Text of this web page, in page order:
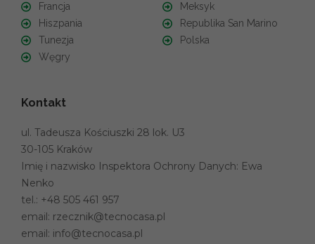
Francja
Hiszpania
Tunezja
Węgry
Meksyk
Republika San Marino
Polska
Kontakt
ul. Tadeusza Kościuszki 28 lok. U3
30-105 Kraków
Imię i nazwisko Inspektora Ochrony Danych: Ewa
Nenko
tel.: +48 505 461 957
email: rzecznik@tecnocasa.pl
email: info@tecnocasa.pl